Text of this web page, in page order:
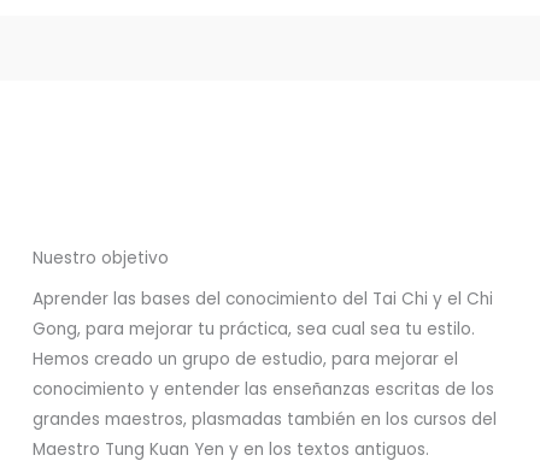
Nuestro objetivo
Aprender las bases del conocimiento del Tai Chi y el Chi
Gong, para mejorar tu práctica, sea cual sea tu estilo.
Hemos creado un grupo de estudio, para mejorar el
conocimiento y entender las enseñanzas escritas de los
grandes maestros, plasmadas también en los cursos del
Maestro Tung Kuan Yen y en los textos antiguos.